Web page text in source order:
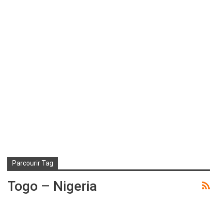
Parcourir Tag
Togo – Nigeria